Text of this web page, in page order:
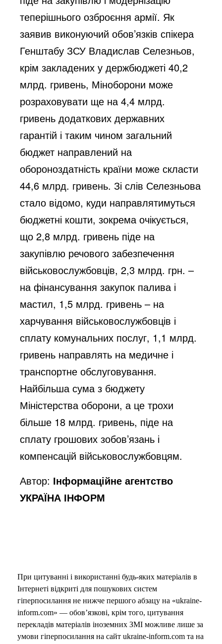
теперішнього озброєння армії. Як
заявив виконуючий обов’язків спікера
Генштабу ЗСУ Владислав Селезньов,
крім закладених у держбюджеті 40,2
млрд. гривень, Міноборони може
розраховувати ще на 4,4 млрд.
гривень додаткових державних
гарантій і таким чином загальний
бюджет направлений на
обороноздатність країни може скласти
44,6 млрд. гривень. Зі слів Селезньова
стало відомо, куди направлятимуться
бюджетні кошти, зокрема очікується,
що 2,8 млрд. гривень піде на
закупівлю речового забезпечення
військовослужбовців, 2,3 млрд. грн. –
на фінансування закупок палива і
мастил, 1,5 млрд. гривень – на
харчування військовослужбовців і
сплату комунальних послуг, 1,1 млрд.
гривень направлять на медичне і
транспортне обслуговування.
Найбільша сума з бюджету
Міністерства оборони, а це трохи
більше 18 млрд. гривень, піде на
сплату грошових зобов’язань і
компенсацій військовослужбовцям.
Автор: Інформаційне агентство
УКРАЇНА ІНФОРМ
При цитуванні і використанні будь-яких матеріалів в
Інтернеті відкриті для пошукових систем
гіперпосилання не нижче першого абзацу на «ukraine-
inform.com» — обов’язкові, крім того, цитування
перекладів матеріалів іноземних ЗМІ можливе лише за
умови гіперпосилання на сайт ukraine-inform.com та на